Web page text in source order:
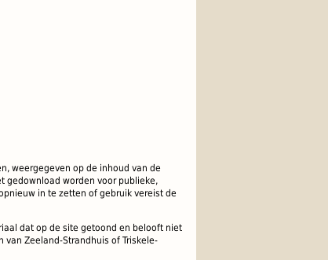
, weergegeven op de inhoud van de
gedownload worden voor publieke,
in te zetten of gebruik vereist de
dat op de site getoond en belooft niet
van Zeeland-Strandhuis of Triskele-